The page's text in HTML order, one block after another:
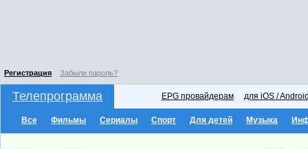
Регистрация Забыли пароль?
Телепрограмма EPG провайдерам для iOS /
Все Фильмы Сериалы Спорт Для детей Музыка